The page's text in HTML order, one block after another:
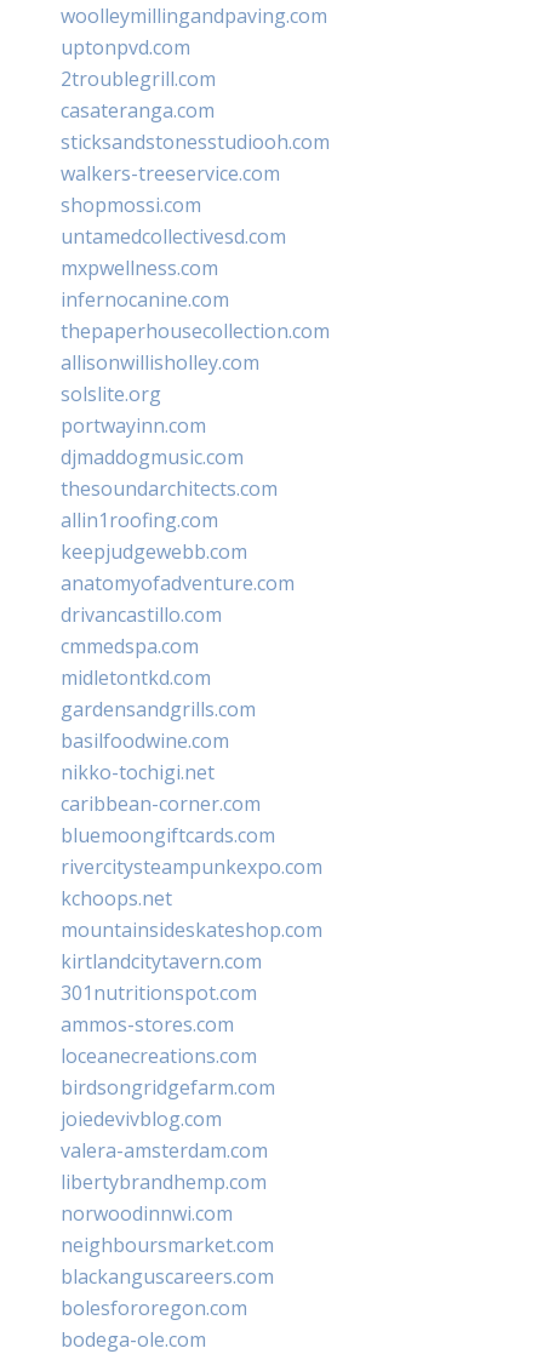
woolleymillingandpaving.com
uptonpvd.com
2troublegrill.com
casateranga.com
sticksandstonesstudiooh.com
walkers-treeservice.com
shopmossi.com
untamedcollectivesd.com
mxpwellness.com
infernocanine.com
thepaperhousecollection.com
allisonwillisholley.com
solslite.org
portwayinn.com
djmaddogmusic.com
thesoundarchitects.com
allin1roofing.com
keepjudgewebb.com
anatomyofadventure.com
drivancastillo.com
cmmedspa.com
midletontkd.com
gardensandgrills.com
basilfoodwine.com
nikko-tochigi.net
caribbean-corner.com
bluemoongiftcards.com
rivercitysteampunkexpo.com
kchoops.net
mountainsideskateshop.com
kirtlandcitytavern.com
301nutritionspot.com
ammos-stores.com
loceanecreations.com
birdsongridgefarm.com
joiedevivblog.com
valera-amsterdam.com
libertybrandhemp.com
norwoodinnwi.com
neighboursmarket.com
blackanguscareers.com
bolesfororegon.com
bodega-ole.com